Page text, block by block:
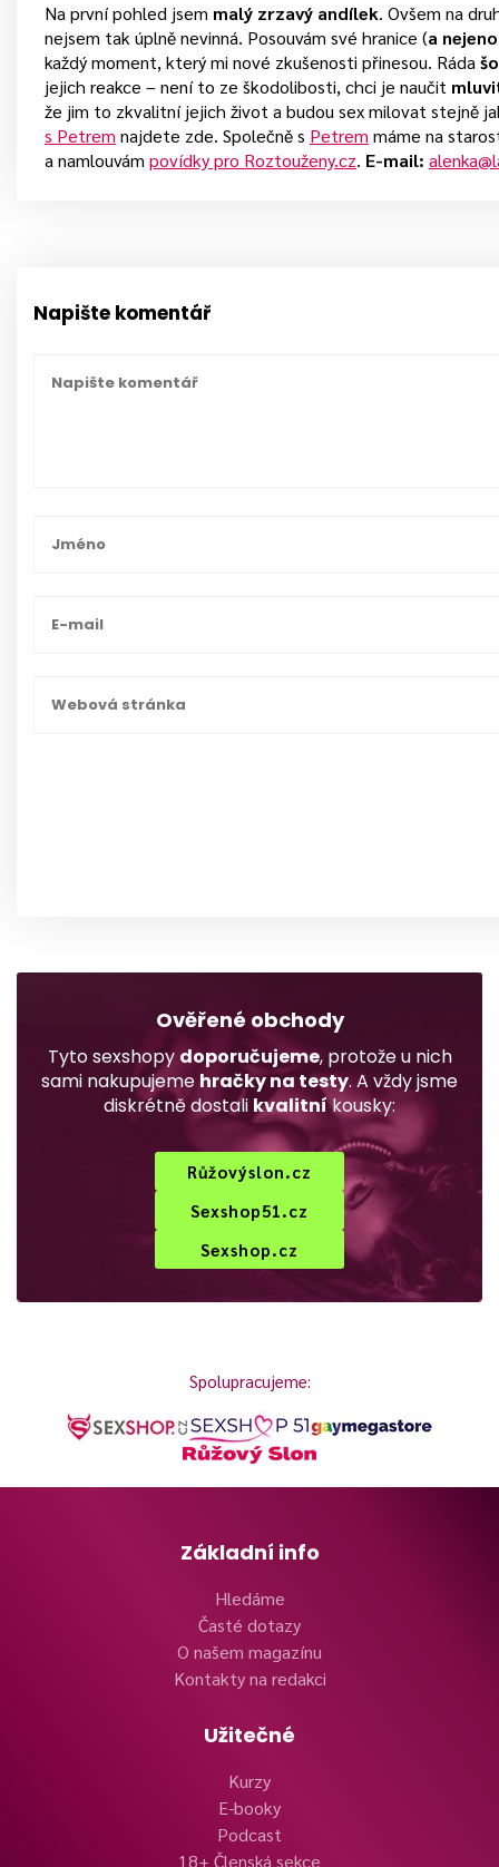
Na první pohled jsem malý zrzavý andílek. Ovšem na
nejsem tak úplně nevinná. Posouvám své hranice (a
každý moment, který mi nové zkušenosti přinesou. Ráda
jejich reakce – není to ze škodolibosti, chci je naučit
že jim to zkvalitní jejich život a budou sex milovat stejně
s Petrem najdete zde. Společně s Petrem máme na
a namlouvám povídky pro Roztouženy.cz. E-mail:
Napište komentář
Ověřené obchody
Tyto sexshopy doporučujeme, protože u nich
sami nakupujeme hračky na testy. A vždy jsme
diskrétně dostali kvalitníkousky:
Růžovýslon.cz
Sexshop51.cz
Sexshop.cz
Spolupracujeme:
Základní info
Hledáme
Časté dotazy
O našem magazínu
Kontakty na redakci
Užitečné
Kurzy
E-booky
Podcast
18+ Členská sekce